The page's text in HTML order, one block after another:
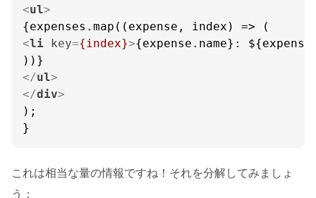
<ul>
<li key={index}>{expense.name}:
</ul>
</div>
);
}
これは相当な量の情報ですね！それを分解してみましょ
う：